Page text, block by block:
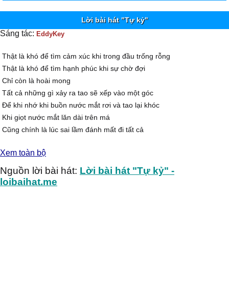
Lời bài hát "Tự kỷ"
Sáng tác: EddyKey
Thật là khó để tìm cảm xúc khi trong đầu trống rỗng
Thật là khó để tìm hạnh phúc khi sự chờ đợi
Chỉ còn là hoài mong
Tất cả những gì xảy ra tao sẽ xếp vào một góc
Để khi nhớ khi buồn nước mắt rơi và tao lại khóc
Khi giọt nước mắt lăn dài trên má
Cũng chính là lúc sai lầm đánh mất đi tất cả
Bay về nơi yêu thương tao đã đi khá lâu
Những con người bên tao có những ai là thật lòng
Và những gì tao làm kết quả nhận được là vô vọng
Xem toàn bộ
Nguồn lời bài hát: Lời bài hát "Tự kỷ" -
loibaihat.me